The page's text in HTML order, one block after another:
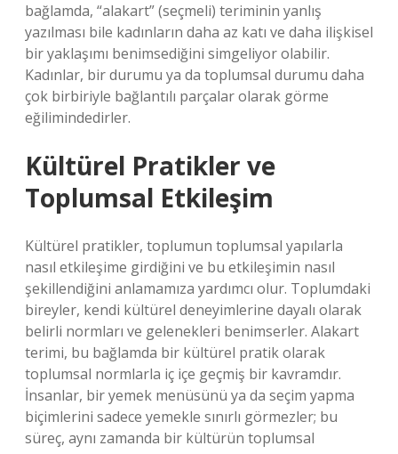
bağlamda, “alakart” (seçmeli) teriminin yanlış
yazılması bile kadınların daha az katı ve daha ilişkisel
bir yaklaşımı benimsediğini simgeliyor olabilir.
Kadınlar, bir durumu ya da toplumsal durumu daha
çok birbiriyle bağlantılı parçalar olarak görme
eğilimindedirler.
Kültürel Pratikler ve
Toplumsal Etkileşim
Kültürel pratikler, toplumun toplumsal yapılarla
nasıl etkileşime girdiğini ve bu etkileşimin nasıl
şekillendiğini anlamamıza yardımcı olur. Toplumdaki
bireyler, kendi kültürel deneyimlerine dayalı olarak
belirli normları ve gelenekleri benimserler. Alakart
terimi, bu bağlamda bir kültürel pratik olarak
toplumsal normlarla iç içe geçmiş bir kavramdır.
İnsanlar, bir yemek menüsünü ya da seçim yapma
biçimlerini sadece yemekle sınırlı görmezler; bu
süreç, aynı zamanda bir kültürün toplumsal